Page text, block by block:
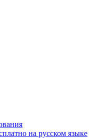
на русском языке